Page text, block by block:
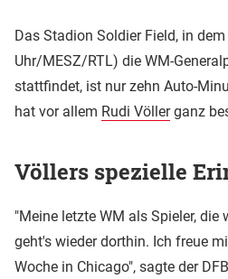
Das Stadion Soldier Field, in
Uhr/MESZ/RTL) die WM-
stattfindet, ist nur zehn Auto-
hat vor allem Rudi Völlerganz
Völlers spezielle
"Meine letzte WM als Spieler, die
geht's wieder dorthin. Ich freue
Woche in Chicago", sagte der